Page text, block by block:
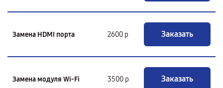
Замена HDMI порта 2600 р Заказать
Замена модуля Wi-Fi 3500 р Заказать